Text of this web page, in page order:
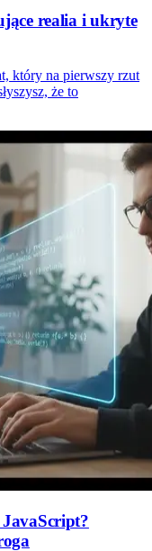
realia i ukryte
który na pierwszy rzut
że to
JavaScript?